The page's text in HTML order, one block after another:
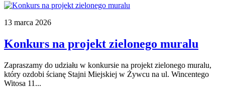
13 marca 2026
Konkurs na projekt zielonego muralu
Zapraszamy do udziału w konkursie na projekt zielonego muralu,
który ozdobi ścianę Stajni Miejskiej w Żywcu na ul. Wincentego
Witosa 11...